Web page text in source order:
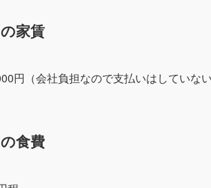
家賃
円（会社負担なので支払いはしていな
食費